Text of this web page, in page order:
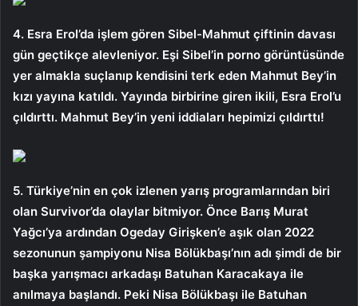
4. Esra Erol’da işlem gören Sibel-Mahmut çiftinin davası
gün geçtikçe alevleniyor. Eşi Sibel’in porno görüntüsünde
yer almakla suçlanıp kendisini terk eden Mahmut Bey’in
kızı yayına katıldı. Yayında birbirine giren ikili, Esra Erol’u
çıldırttı. Mahmut Bey’in yeni iddiaları hepimizi çıldırttı!
5. Türkiye’nin en çok izlenen yarış programlarından biri
olan Survivor’da olaylar bitmiyor. Önce Barış Murat
Yağcı’ya ardından Ogeday Girişken’e aşık olan 2022
sezonunun şampiyonu Nisa Bölükbaşı’nın adı şimdi de bir
başka yarışmacı arkadaşı Batuhan Karacakaya ile
anılmaya başlandı. Peki Nisa Bölükbaşı ile Batuhan